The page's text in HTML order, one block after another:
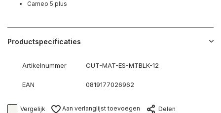
Cameo 5 plus
Productspecificaties
Artikelnummer CUT-MAT-ES-MTBLK-12
EAN 0819177026962
Vergelijk Aan verlanglijst toevoegen Delen